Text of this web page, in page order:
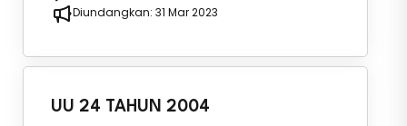
Diundangkan: 31 Mar 2023
UU 24 TAHUN 2004